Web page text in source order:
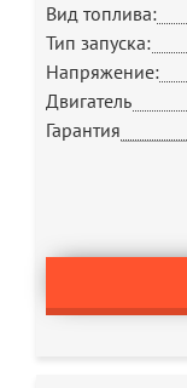
Вид топлива:
Тип запуска:
Напряжение:
Двигатель
Гарантия